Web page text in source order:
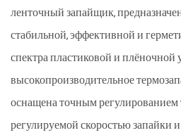
ленточный запайщик,
стабильной, эффективной и
спектра пластиковой и плёночной
высокопроизводительное
оснащена точным регулированием
регулируемой скоростью запайки